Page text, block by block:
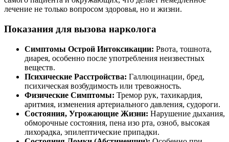
лечение не только вопросом здоровья, но и жизни.
Показания для вызова нарколога
Симптомы Острой Интоксикации: Рвота, тошнота,
диарея, особенно после употребления неизвестных
веществ.
Психические Расстройства: Галлюцинации, бред,
психическая возбудимость или тревожность.
Физические Симптомы: Тремор рук, тахикардия,
аритмия, изменения артериального давления, судороги.
Состояния, Угрожающие Жизни: Нарушение дыхания,
обморочные состояния, пена изо рта, озноб, высокая
лихорадка, эпилептические припадки.